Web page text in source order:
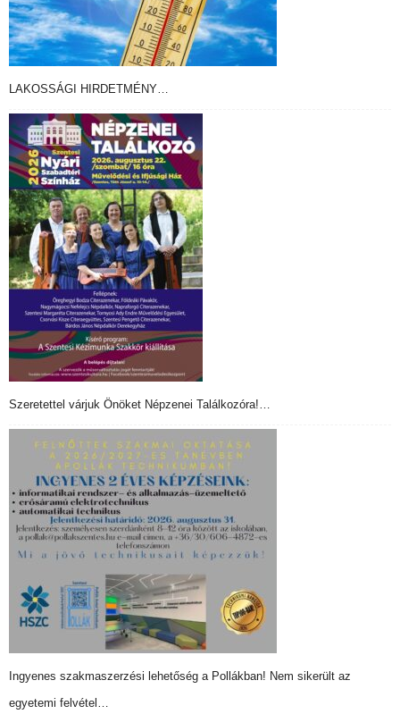
LAKOSSÁGI HIRDETMÉNY…
Szeretettel várjuk Önöket Népzenei Találkozóra!…
Ingyenes szakmaszerzési lehetőség a Pollákban! Nem sikerült az
egyetemi felvétel…